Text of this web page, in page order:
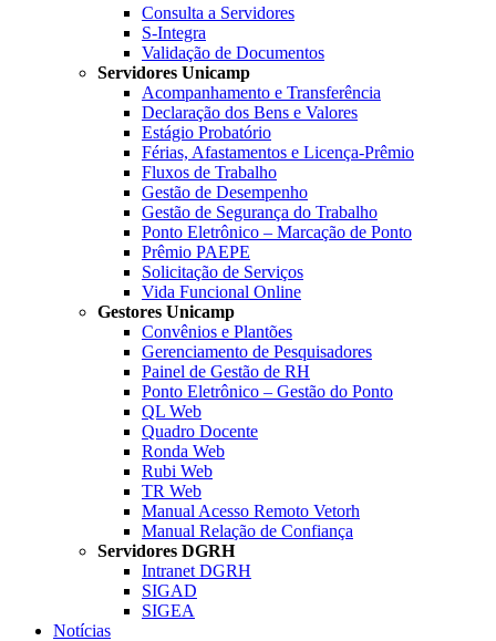
Consulta a Servidores
S-Integra
Validação de Documentos
Servidores Unicamp
Acompanhamento e Transferência
Declaração dos Bens e Valores
Estágio Probatório
Férias, Afastamentos e Licença-Prêmio
Fluxos de Trabalho
Gestão de Desempenho
Gestão de Segurança do Trabalho
Ponto Eletrônico – Marcação de Ponto
Prêmio PAEPE
Solicitação de Serviços
Vida Funcional Online
Gestores Unicamp
Convênios e Plantões
Gerenciamento de Pesquisadores
Painel de Gestão de RH
Ponto Eletrônico – Gestão do Ponto
QL Web
Quadro Docente
Ronda Web
Rubi Web
TR Web
Manual Acesso Remoto Vetorh
Manual Relação de Confiança
Servidores DGRH
Intranet DGRH
SIGAD
SIGEA
Notícias